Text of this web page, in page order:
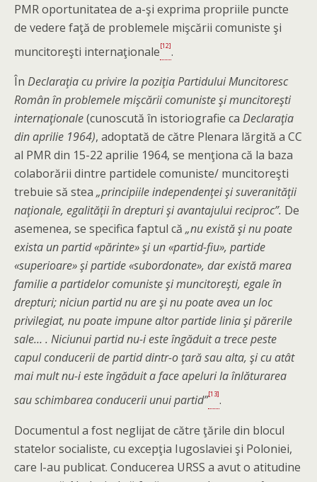
PMR oportunitatea de a-şi exprima propriile puncte
de vedere faţă de problemele mişcării comuniste şi
muncitoreşti internaţionale[12].
În Declaraţia cu privire la poziţia Partidului Muncitoresc
Român în problemele mişcării comuniste şi muncitoreşti
internaţionale(cunoscută în istoriografie ca Declaraţia
din aprilie 1964), adoptată de către Plenara lărgită a CC
al PMR din 15-22 aprilie 1964, se menţiona că la baza
colaborării dintre partidele comuniste/ muncitoreşti
trebuie să stea „principiile independenţei şi suveranităţii
naţionale, egalităţii în drepturi şi avantajului reciproc”. De
asemenea, se specifica faptul că „nu există şi nu poate
exista un partid «părinte» şi un «partid-fiu», partide
«superioare» şi partide «sub­ordonate», dar există marea
familie a partidelor comu­niste şi muncitoreşti, egale în
drepturi; niciun partid nu are şi nu poate avea un loc
privilegiat, nu poate impune altor partide linia şi părerile
sale… . Niciunui partid nu-i este îngăduit a trece peste
capul conducerii de partid dintr-o ţară sau alta, şi cu atât
mai mult nu-i este îngăduit a face apeluri la înlăturarea
sau schimbarea conducerii unui partid”[13].
Documentul a fost neglijat de către ţările din blocul
statelor socialiste, cu excepţia Iugoslaviei şi Poloniei,
care l-au publicat. Conducerea URSS a avut o atitudine